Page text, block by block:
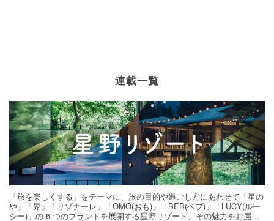
連載一覧
「旅を楽しくする」をテーマに、旅の目的や過ごし方にあわせて「星の
や」「界」「リゾナーレ」「OMO(おも)」「BEB(ベブ)」「LUCY(ルー
シー)」の 6 つのブランドを展開する星野リゾート。その魅力をお届け